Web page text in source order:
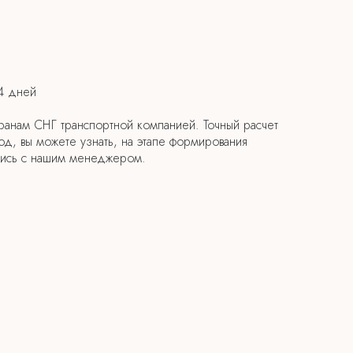
дней
СНГ транспортной компанией. Точный расчет
вы можете узнать, на этапе формирования
с нашим менеджером.